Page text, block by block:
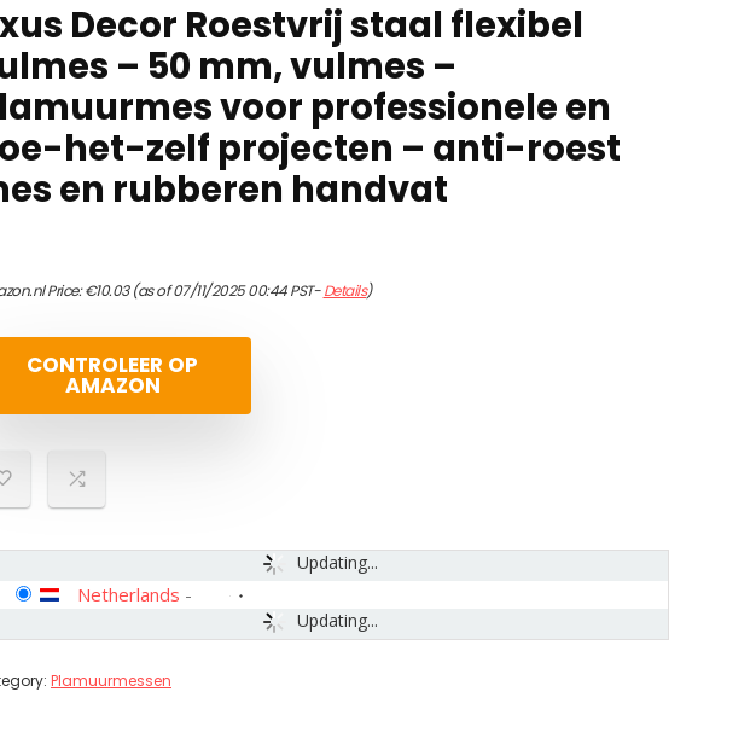
Decor Roestvrij staal flexibel
– 50 mm, vulmes –
voor professionele en
het-zelf projecten – anti-roest
en rubberen handvat
Price:€10.03(as of 07/11/2025 00:44 PST-Details)
CONTROLEER OP
AMAZON
Updating...
Updating...
Netherlands -
Plamuurmessen